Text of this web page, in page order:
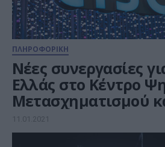
ΠΛΗΡΟΦΟΡΙΚΗ
Νέες συνεργασίες
Ελλάς στο Κέντρο
Μετασχηματισμού
Ψηφιακών
Θεσσαλονίκη
11.01.2021